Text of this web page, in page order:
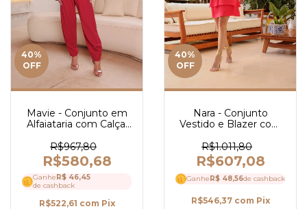
40%
OFF
Mavie - Conjunto em
Alfaiataria com Calça,
4190
R$967,80
R$580,68
GanheR$ 46,45
de cashback
R$522,61 com Pix
40%
OFF
Nara - Conjunto
Vestido e Blazer com
R$1.011,80
R$607,08
GanheR$ 48,56de cashback
R$546,37 com Pix